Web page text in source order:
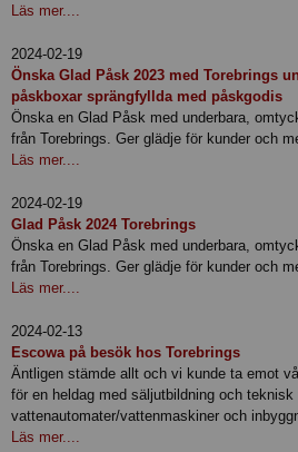
Läs mer....
2024-02-19
Önska Glad Påsk 2023 med Torebrings
påskboxar sprängfyllda med påskgodis
Önska en Glad Påsk med underbara,
från Torebrings. Ger glädje för kunder och
Läs mer....
2024-02-19
Glad Påsk 2024 Torebrings
Önska en Glad Påsk med underbara,
från Torebrings. Ger glädje för kunder och
Läs mer....
2024-02-13
Escowa på besök hos Torebrings
Äntligen stämde allt och vi kunde ta emot
för en heldag med säljutbildning och teknisk
vattenautomater/vattenmaskiner och
Läs mer....